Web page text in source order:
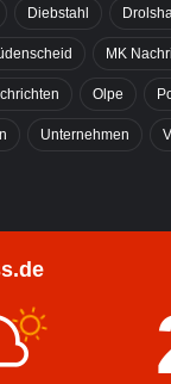
Diebstahl
MK
Olpe
Unternehmen